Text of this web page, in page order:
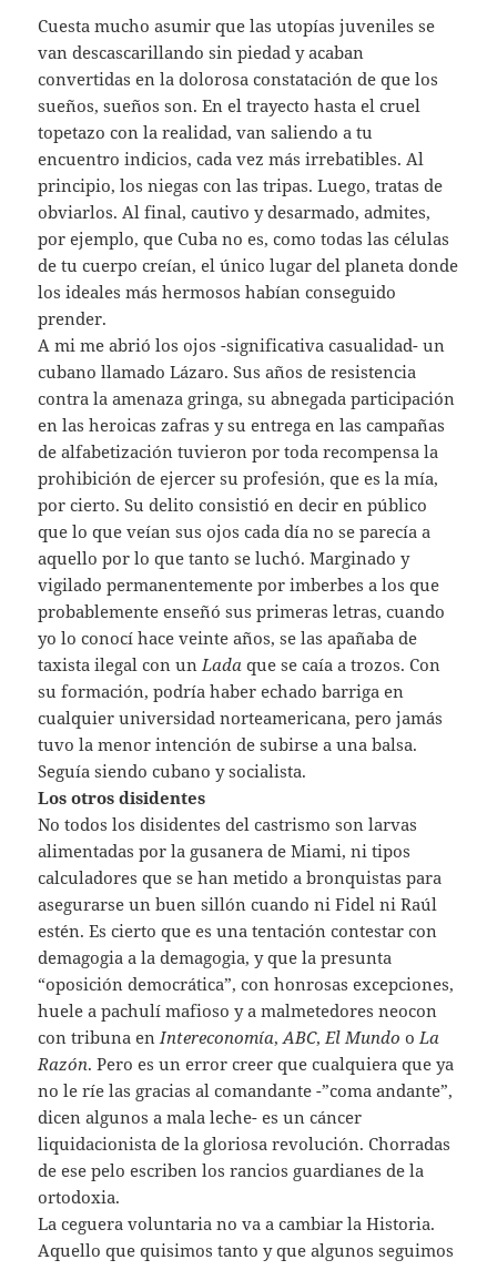
Cuesta mucho asumir que las utopías juveniles se
van descascarillando sin piedad y acaban
convertidas en la dolorosa constatación de que los
sueños, sueños son. En el trayecto hasta el cruel
topetazo con la realidad, van saliendo a tu
encuentro indicios, cada vez más irrebatibles. Al
principio, los niegas con las tripas. Luego, tratas de
obviarlos. Al final, cautivo y desarmado, admites,
por ejemplo, que Cuba no es, como todas las células
de tu cuerpo creían, el único lugar del planeta donde
los ideales más hermosos habían conseguido
prender.
A mi me abrió los ojos -significativa casualidad- un
cubano llamado Lázaro. Sus años de resistencia
contra la amenaza gringa, su abnegada participación
en las heroicas zafras y su entrega en las campañas
de alfabetización tuvieron por toda recompensa la
prohibición de ejercer su profesión, que es la mía,
por cierto. Su delito consistió en decir en público
que lo que veían sus ojos cada día no se parecía a
aquello por lo que tanto se luchó. Marginado y
vigilado permanentemente por imberbes a los que
probablemente enseñó sus primeras letras, cuando
yo lo conocí hace veinte años, se las apañaba de
taxista ilegal con un Lada que se caía a trozos. Con
su formación, podría haber echado barriga en
cualquier universidad norteamericana, pero jamás
tuvo la menor intención de subirse a una balsa.
Seguía siendo cubano y socialista.
Los otros disidentes
No todos los disidentes del castrismo son larvas
alimentadas por la gusanera de Miami, ni tipos
calculadores que se han metido a bronquistas para
asegurarse un buen sillón cuando ni Fidel ni Raúl
estén. Es cierto que es una tentación contestar con
demagogia a la demagogia, y que la presunta
“oposición democrática”, con honrosas excepciones,
huele a pachulí mafioso y a malmetedores neocon
con tribuna en Intereconomía,ABC, El Mundo o La
Razón. Pero es un error creer que cualquiera que ya
no le ríe las gracias al comandante -”coma andante”,
dicen algunos a mala leche- es un cáncer
liquidacionista de la gloriosa revolución. Chorradas
de ese pelo escriben los rancios guardianes de la
ortodoxia.
La ceguera voluntaria no va a cambiar la Historia.
Aquello que quisimos tanto y que algunos seguimos